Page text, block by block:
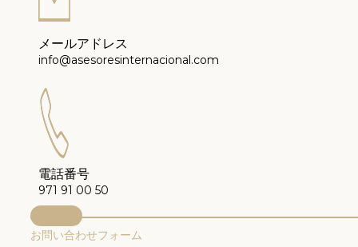
メールアドレス
info@asesoresinternacional.com
電話番号
971 91 00 50
お問い合わせフォーム